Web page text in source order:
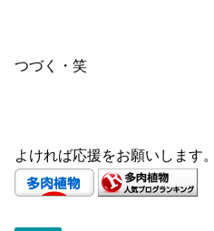
つづく・笑
よければ応援をお願いします。